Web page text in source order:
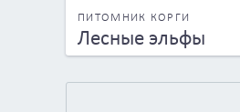
ПИТОМНИК КОРГИ
Лесные эльфы